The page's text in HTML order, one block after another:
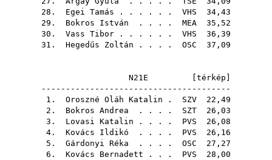
28. Egei Tamás . . . . . . VHS 34,43
29. Bokros István . . . . MEA 35,52
30. Vass Tibor . . . . . . VHS 36,39
31. Hegedűs Zoltán . . . . OSC 37,09
N21E [ térkép
---------------------------------------
1. Oroszné Oláh Katalin . SZV 22,49
2. Bokros Andrea . . . . SZT 26,03
3. Lovasi Katalin . . . . PVS 26,08
4. Kovács Ildikó . . . . PVS 26,16
5. Gárdonyi Réka . . . . OSC 27,27
6. Kovács Bernadett . . . PVS 28,00